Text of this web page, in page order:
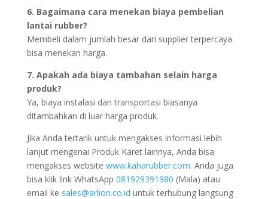
6. Bagaimana cara menekan biaya pembelian
lantai rubber?
Membeli dalam jumlah besar dari supplier terpercaya
bisa menekan harga.
7. Apakah ada biaya tambahan selain harga
produk?
Ya, biaya instalasi dan transportasi biasanya
ditambahkan di luar harga produk.
Jika Anda tertarik untuk mengakses informasi lebih
lanjut mengenai Produk Karet lainnya, Anda bisa
mengakses website www.kaharubber.com. Anda juga
bisa klik link WhatsApp 081929391980 (Mala) atau
email ke sales@arlion.co.id untuk terhubung langsung